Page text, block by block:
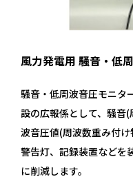
風力発電用 騒音・低
騒音・低周波音圧モニタ
設の広報係として、騒音
波音圧値(周波数重み付け
警告灯、記録装置などを
に削減します。